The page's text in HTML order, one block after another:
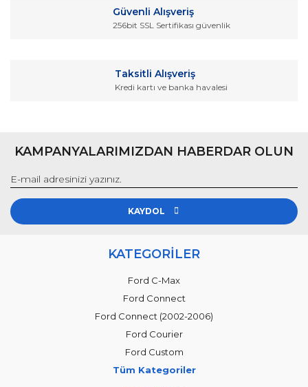
Güvenli Alışveriş
256bit SSL Sertifikası güvenlik
Taksitli Alışveriş
Kredi kartı ve banka havalesi
KAMPANYALARIMIZDAN HABERDAR OLUN
KAYDOL
KATEGORİLER
Ford C-Max
Ford Connect
Ford Connect (2002-2006)
Ford Courier
Ford Custom
Tüm Kategoriler